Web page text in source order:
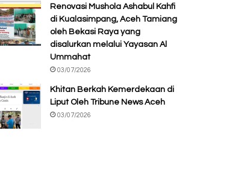
Renovasi Mushola Ashabul Kahfi
di Kualasimpang, Aceh Tamiang
oleh Bekasi Raya yang
disalurkan melalui Yayasan Al
Ummahat
03/07/2026
Khitan Berkah Kemerdekaan di
Liput Oleh Tribune News Aceh
03/07/2026